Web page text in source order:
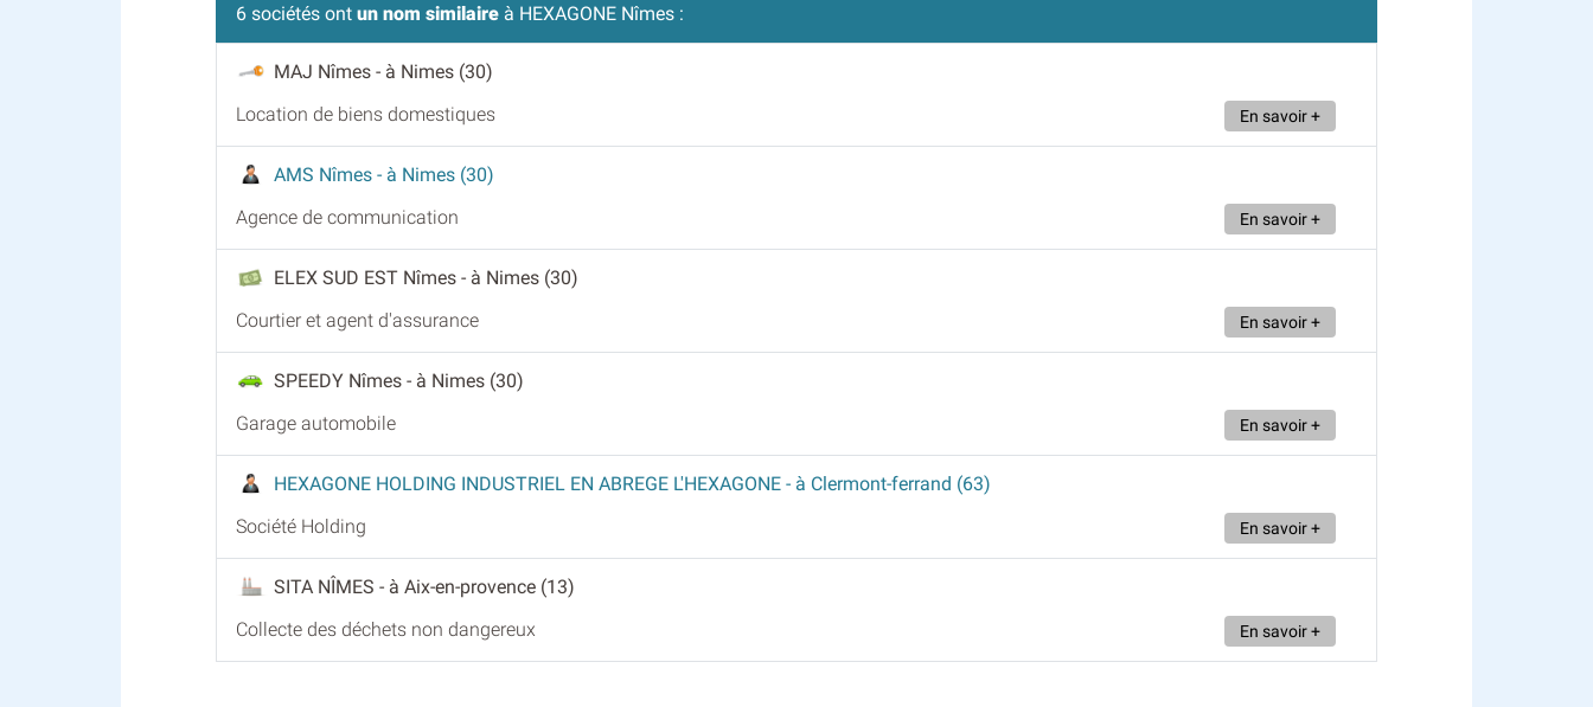
6 sociétés ont un nom similaire à HEXAGONE Nîmes :
MAJ Nîmes - à Nimes (30)
Location de biens domestiques
En savoir +
AMS Nîmes - à Nimes (30)
Agence de communication
En savoir +
ELEX SUD EST Nîmes - à Nimes (30)
Courtier et agent d'assurance
En savoir +
SPEEDY Nîmes - à Nimes (30)
Garage automobile
En savoir +
HEXAGONE HOLDING INDUSTRIEL EN ABREGE L'HEXAGONE - à Clermont-ferrand (63)
Société Holding
En savoir +
SITA NÎMES - à Aix-en-provence (13)
Collecte des déchets non dangereux
En savoir +